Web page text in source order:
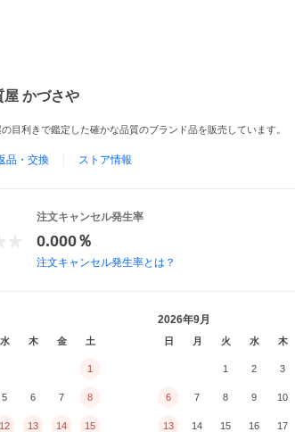
屋 かづさや
目利きで鑑定した確かな品質のブランド品を販売しています。
品・交換 ストア情報
注文キャンセル発生率
0.000％
注文キャンセル発生率とは？
水 木 金 土
1
5 6 7 8
12 13 14 15
2026年9月
日 月 火 水 木
1 2 3
6 7 8 9 10
13 14 15 16 17